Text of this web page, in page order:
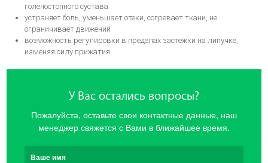
голеностопного сустава
устраняет боль, уменьшает отеки, согревает ткани, не
ограничивает движений
возможность регулировки в пределах застежки на липучке,
изменяя силу прижатия
У Вас остались вопросы?
Пожалуйста, оставьте свои контактные данные, наш
менеджер свяжется с Вами в ближайшее время.
Ваше имя